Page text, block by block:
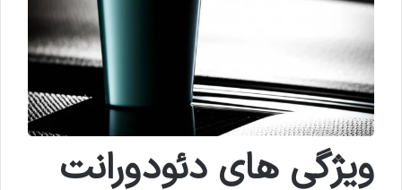
ویژگی های دئودورانت